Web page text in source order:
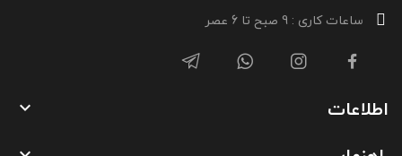
ساعات کاری : 9 صبح تا 6 عصر
اطلاعات 